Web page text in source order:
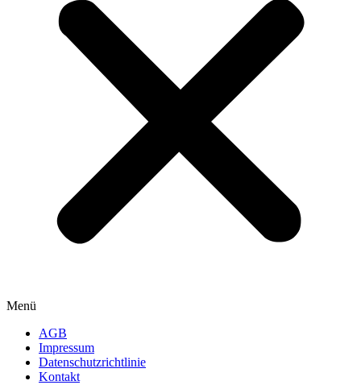
Menü
AGB
Impressum
Datenschutzrichtlinie
Kontakt